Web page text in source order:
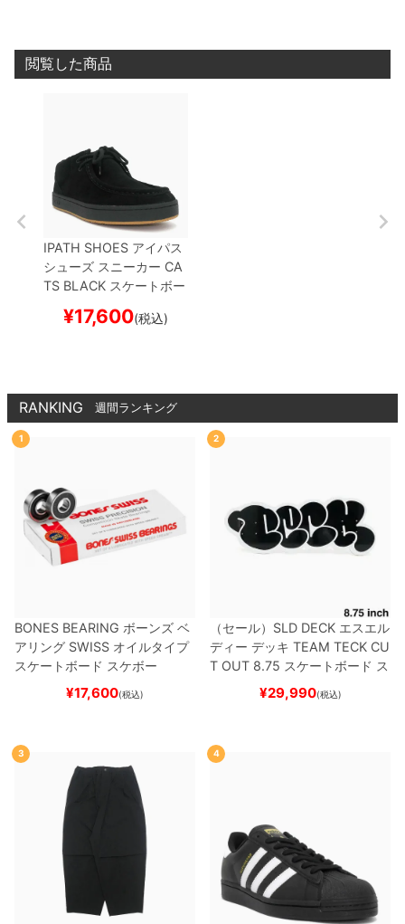
閲覧した商品
IPATH SHOES アイパス
シューズ スニーカー CA
TS BLACK スケートボー
¥17,600(税込)
RANKING 週間ランキング
1
BONES BEARING ボーンズ ベ
アリング SWISS オイルタイプ
スケートボード スケボー
¥17,600(税込)
2
（セール） SLD DECK エスエル
ディー デッキ TEAM TECK CU
T OUT 8.75 スケートボード ス
¥29,990(税込)
3 4